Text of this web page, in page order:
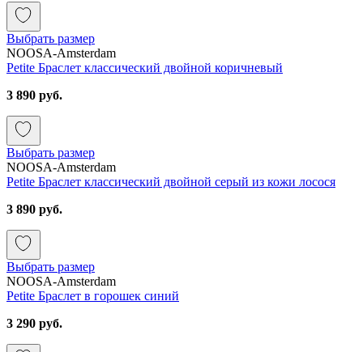
Выбрать размер
NOOSA-Amsterdam
Petite Браслет классический двойной коричневый
3 890 руб.
Выбрать размер
NOOSA-Amsterdam
Petite Браслет классический двойной серый из кожи лосося
3 890 руб.
Выбрать размер
NOOSA-Amsterdam
Petite Браслет в горошек синий
3 290 руб.